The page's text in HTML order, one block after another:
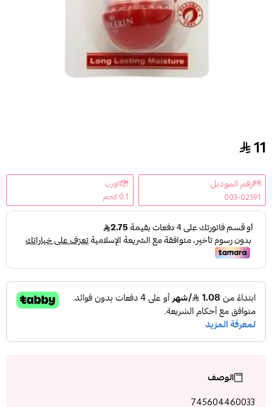
إكسا جليسرين مرطب الشفاه فانيليا - 10 جرام
11
رقم الموديل
003-02591
الوزن
0.1 كجم
الوصف
745604460033